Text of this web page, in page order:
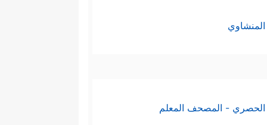
الحصري - المصحف المعلم